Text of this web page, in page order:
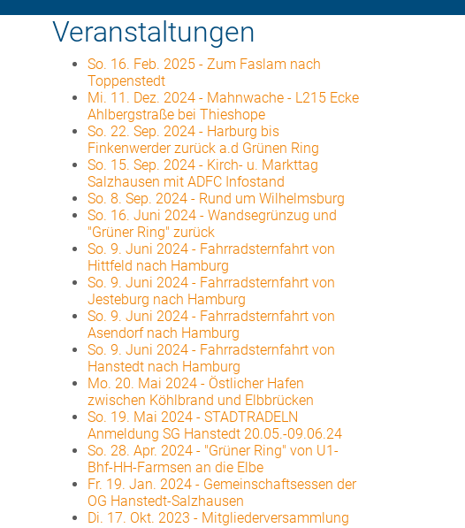
Veranstaltungen
So. 16. Feb. 2025 - Zum Faslam nach
Toppenstedt
Mi. 11. Dez. 2024 - Mahnwache - L215 Ecke
Ahlbergstraße bei Thieshope
So. 22. Sep. 2024 - Harburg bis
Finkenwerder zurück a.d Grünen Ring
So. 15. Sep. 2024 - Kirch- u. Markttag
Salzhausen mit ADFC Infostand
So. 8. Sep. 2024 - Rund um Wilhelmsburg
So. 16. Juni 2024 - Wandsegrünzug und
"Grüner Ring" zurück
So. 9. Juni 2024 - Fahrradsternfahrt von
Hittfeld nach Hamburg
So. 9. Juni 2024 - Fahrradsternfahrt von
Jesteburg nach Hamburg
So. 9. Juni 2024 - Fahrradsternfahrt von
Asendorf nach Hamburg
So. 9. Juni 2024 - Fahrradsternfahrt von
Hanstedt nach Hamburg
Mo. 20. Mai 2024 - Östlicher Hafen
zwischen Köhlbrand und Elbbrücken
So. 19. Mai 2024 - STADTRADELN
Anmeldung SG Hanstedt 20.05.-09.06.24
So. 28. Apr. 2024 - "Grüner Ring" von U1-
Bhf-HH-Farmsen an die Elbe
Fr. 19. Jan. 2024 - Gemeinschaftsessen der
OG Hanstedt-Salzhausen
Di. 17. Okt. 2023 - Mitgliederversammlung